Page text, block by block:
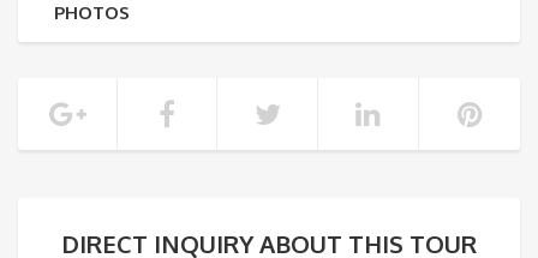
PHOTOS
DIRECT INQUIRY ABOUT THIS TOUR